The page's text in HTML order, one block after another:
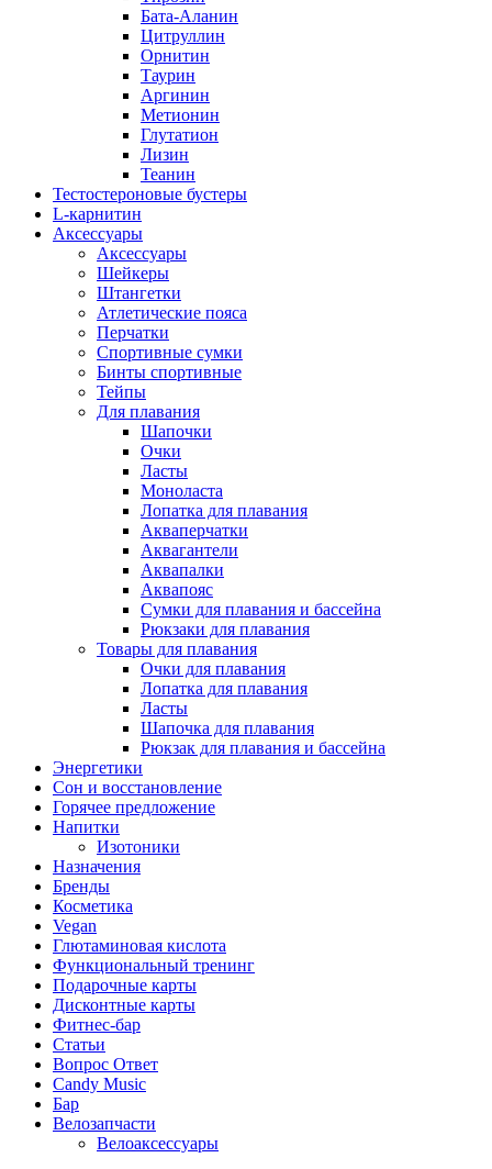
Бата-Аланин
Цитруллин
Орнитин
Таурин
Аргинин
Метионин
Глутатион
Лизин
Теанин
Тестостероновые бустеры
L-карнитин
Аксессуары
Аксессуары
Шейкеры
Штангетки
Атлетические пояса
Перчатки
Спортивные сумки
Бинты спортивные
Тейпы
Для плавания
Шапочки
Очки
Ласты
Моноласта
Лопатка для плавания
Акваперчатки
Аквагантели
Аквапалки
Аквапояс
Сумки для плавания и бассейна
Рюкзаки для плавания
Товары для плавания
Очки для плавания
Лопатка для плавания
Ласты
Шапочка для плавания
Рюкзак для плавания и бассейна
Энергетики
Сон и восстановление
Горячее предложение
Напитки
Изотоники
Назначения
Бренды
Косметика
Vegan
Глютаминовая кислота
Функциональный тренинг
Подарочные карты
Дисконтные карты
Фитнес-бар
Статьи
Вопрос Ответ
Candy Music
Бар
Велозапчасти
Велоаксессуары